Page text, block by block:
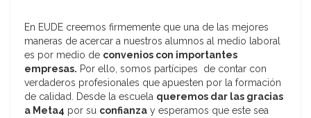
En EUDE creemos firmemente que una de las mejores
maneras de acercar a nuestros alumnos al medio laboral
es por medio de convenios con importantes
empresas. Por ello, somos partícipes de contar con
verdaderos profesionales que apuesten por la formación
de calidad. Desde la escuela queremos dar las gracias
a Meta4 por su confianza y esperamos que este sea